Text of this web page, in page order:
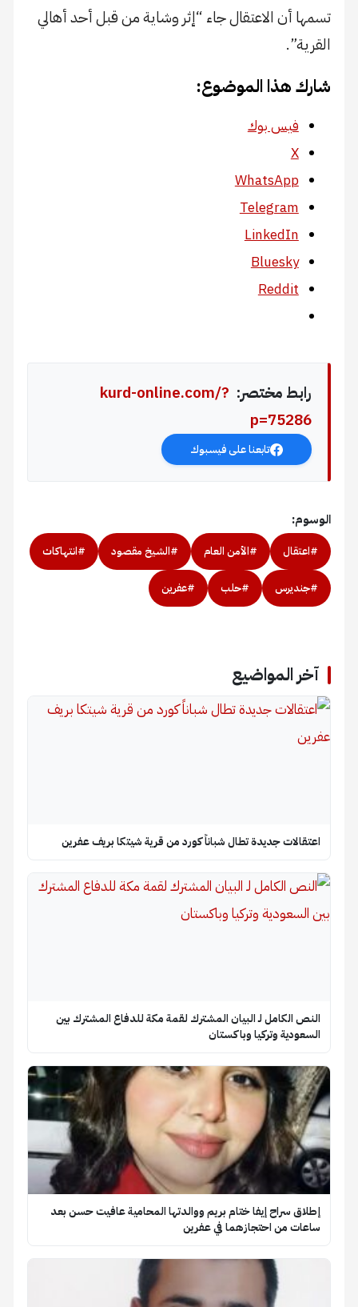
تسمها أن الاعتقال جاء “إثر وشاية من قبل أحد أهالي
القرية”.
شارك هذا الموضوع:
فيس بوك
X
WhatsApp
Telegram
LinkedIn
Bluesky
Reddit
رابط مختصر: kurd-online.com/?
p=75286
تابعنا على فيسبوك
الوسوم:
#اعتقال #الأمن العام #الشيخ مقصود #انتهاكات
#جنديرس #حلب #عفرين
آخر المواضيع
اعتقالات جديدة تطال شباناً كورد من قرية شيتكا بريف عفرين
النص الكامل لـ البيان المشترك لقمة مكة للدفاع المشترك بين
السعودية وتركيا وباكستان
إطلاق سراح إيفا ختام بريم ووالدتها المحامية عافيت حسن بعد
ساعات من احتجازهما في عفرين